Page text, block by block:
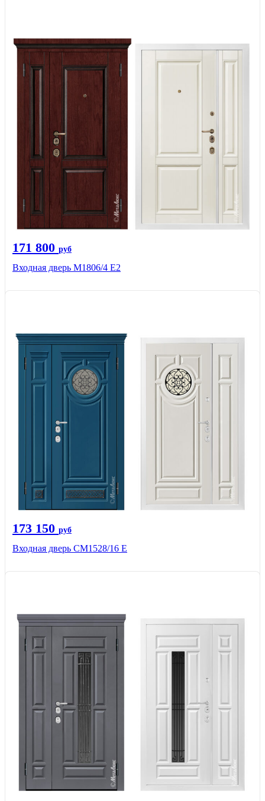
171 800 руб
Входная дверь М1806/4 Е2
173 150 руб
Входная дверь СМ1528/16 Е